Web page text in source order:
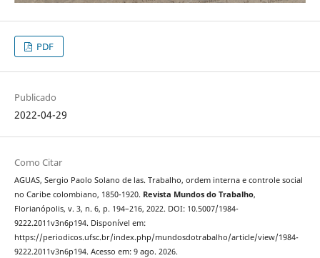
PDF
Publicado
2022-04-29
Como Citar
AGUAS, Sergio Paolo Solano de las. Trabalho, ordem interna e controle social
no Caribe colombiano, 1850-1920. Revista Mundos do Trabalho,
Florianópolis, v. 3, n. 6, p. 194–216, 2022. DOI: 10.5007/1984-
9222.2011v3n6p194. Disponível em:
https://periodicos.ufsc.br/index.php/mundosdotrabalho/article/view/1984-
9222.2011v3n6p194. Acesso em: 9 ago. 2026.